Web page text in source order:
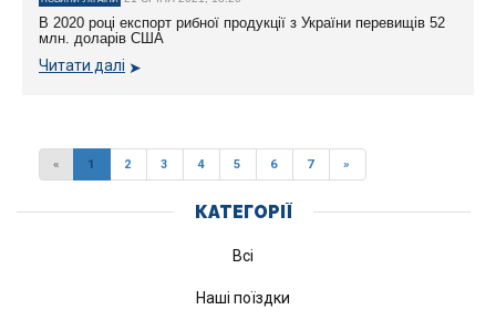
В 2020 році експорт рибної продукції з України перевищів 52
млн. доларів США
Читати далі
« 1 2 3 4 5 6 7 »
КАТЕГОРІЇ
Всі
Наші поїздки